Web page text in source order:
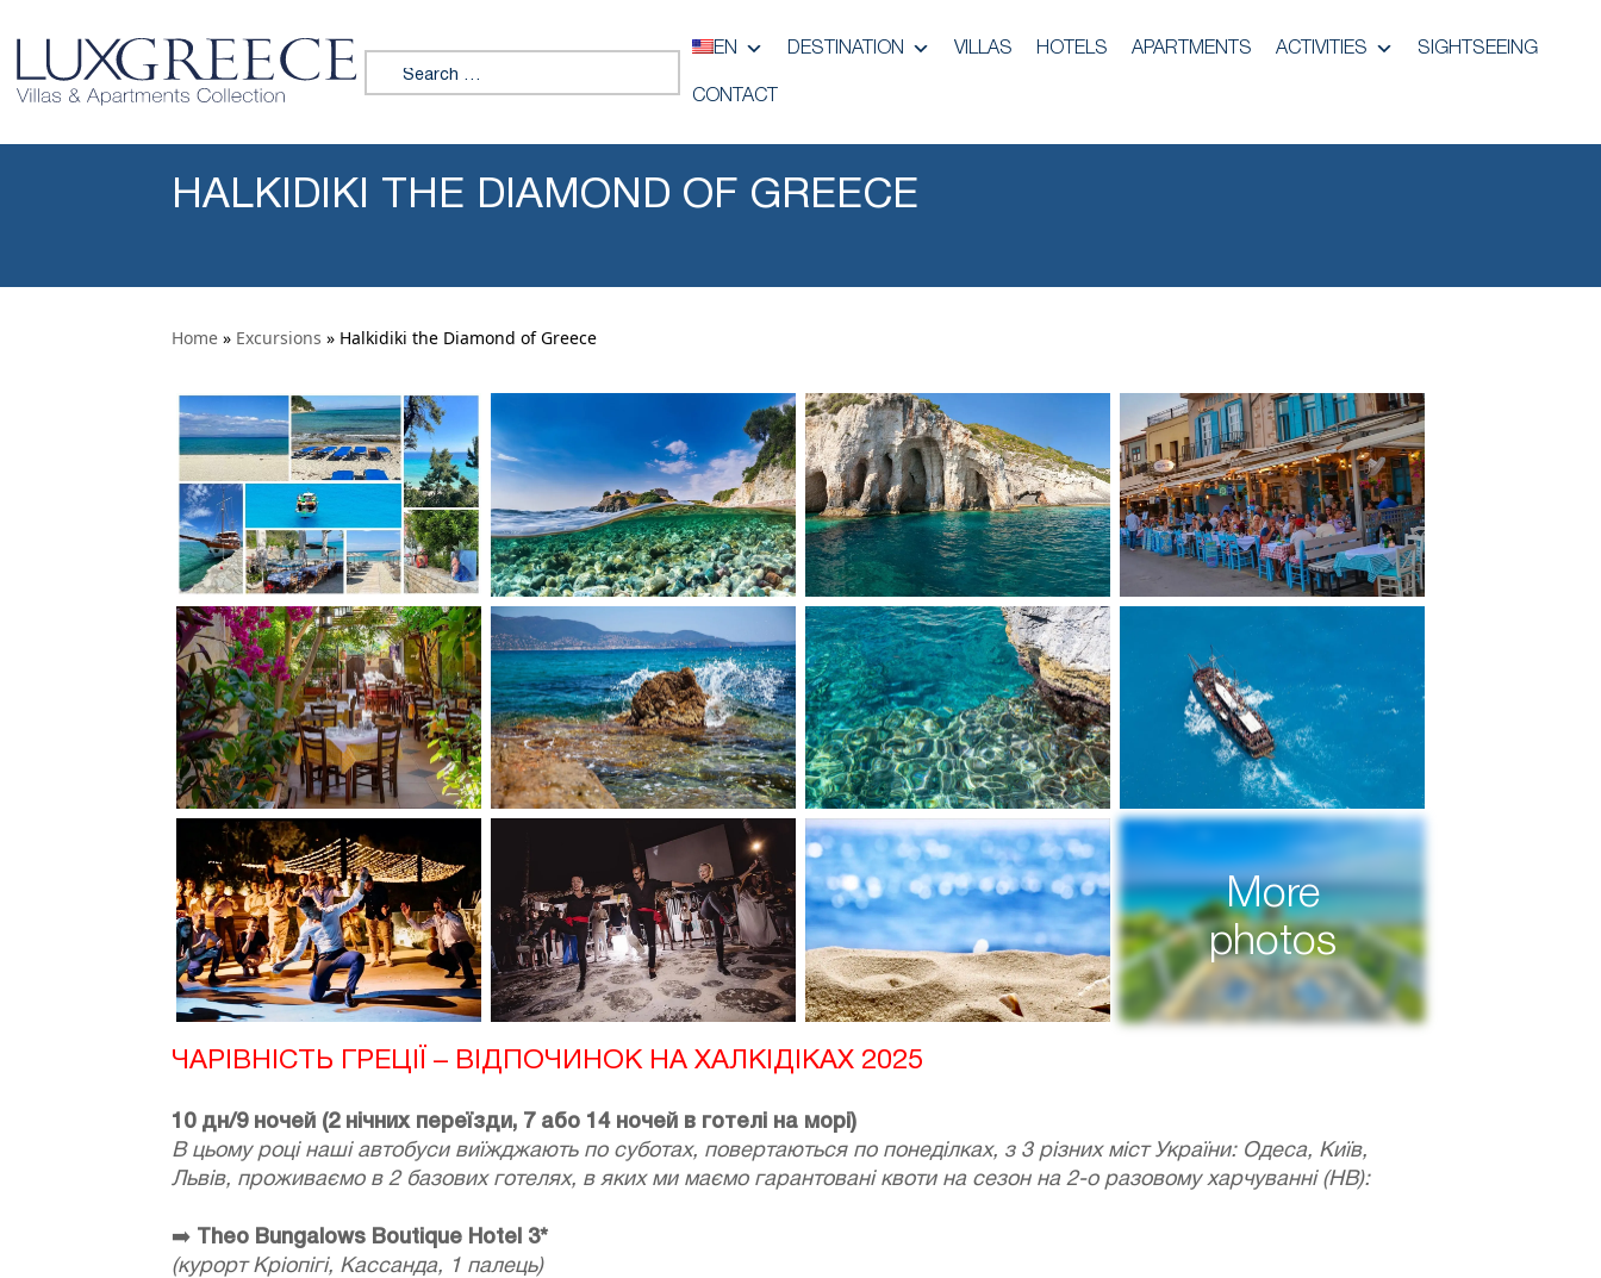
Search for:
EN DESTINATION VILLAS HOTELS APARTMENTS ACTIVITIES SIGHTSEEING
CONTACT
HALKIDIKI THE DIAMOND OF GREECE
Home » Excursions » Halkidiki the Diamond of Greece
More
photos
ЧАРІВНІСТЬ ГРЕЦІЇ – ВІДПОЧИНОК НА ХАЛКІДІКАХ 2025
10 дн/9 ночей (2 нічних переїзди, 7 або 14 ночей в готелі на морі)
В цьому році наші автобуси виїжджають по суботах, повертаються по понеділках, з 3 різних міст України: Одеса, Київ,
Львів, проживаємо в 2 базових готелях, в яких ми маємо гарантовані квоти на сезон на 2-о разовому харчуванні (НВ):
➡️ Theo Bungalows Boutique Hotel 3*
(курорт Кріопігі, Кассанда, 1 палець)